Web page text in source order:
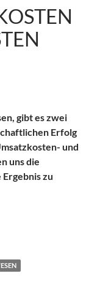
gibt es zwei
Erfolg
und
uns die
zu
verfahren